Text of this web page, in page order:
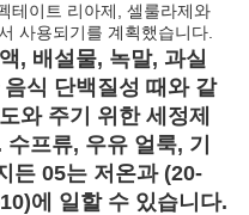
테이트 리아제, 셀룰라제와
사용되기를 계획했습니다.
, 배설물, 녹말, 과실
식 단백질성 때와 같
와 주기 위한 세정제
프류, 우유 얼룩, 기
든 05는 저온과 (20-
에 일할 수 있습니다.